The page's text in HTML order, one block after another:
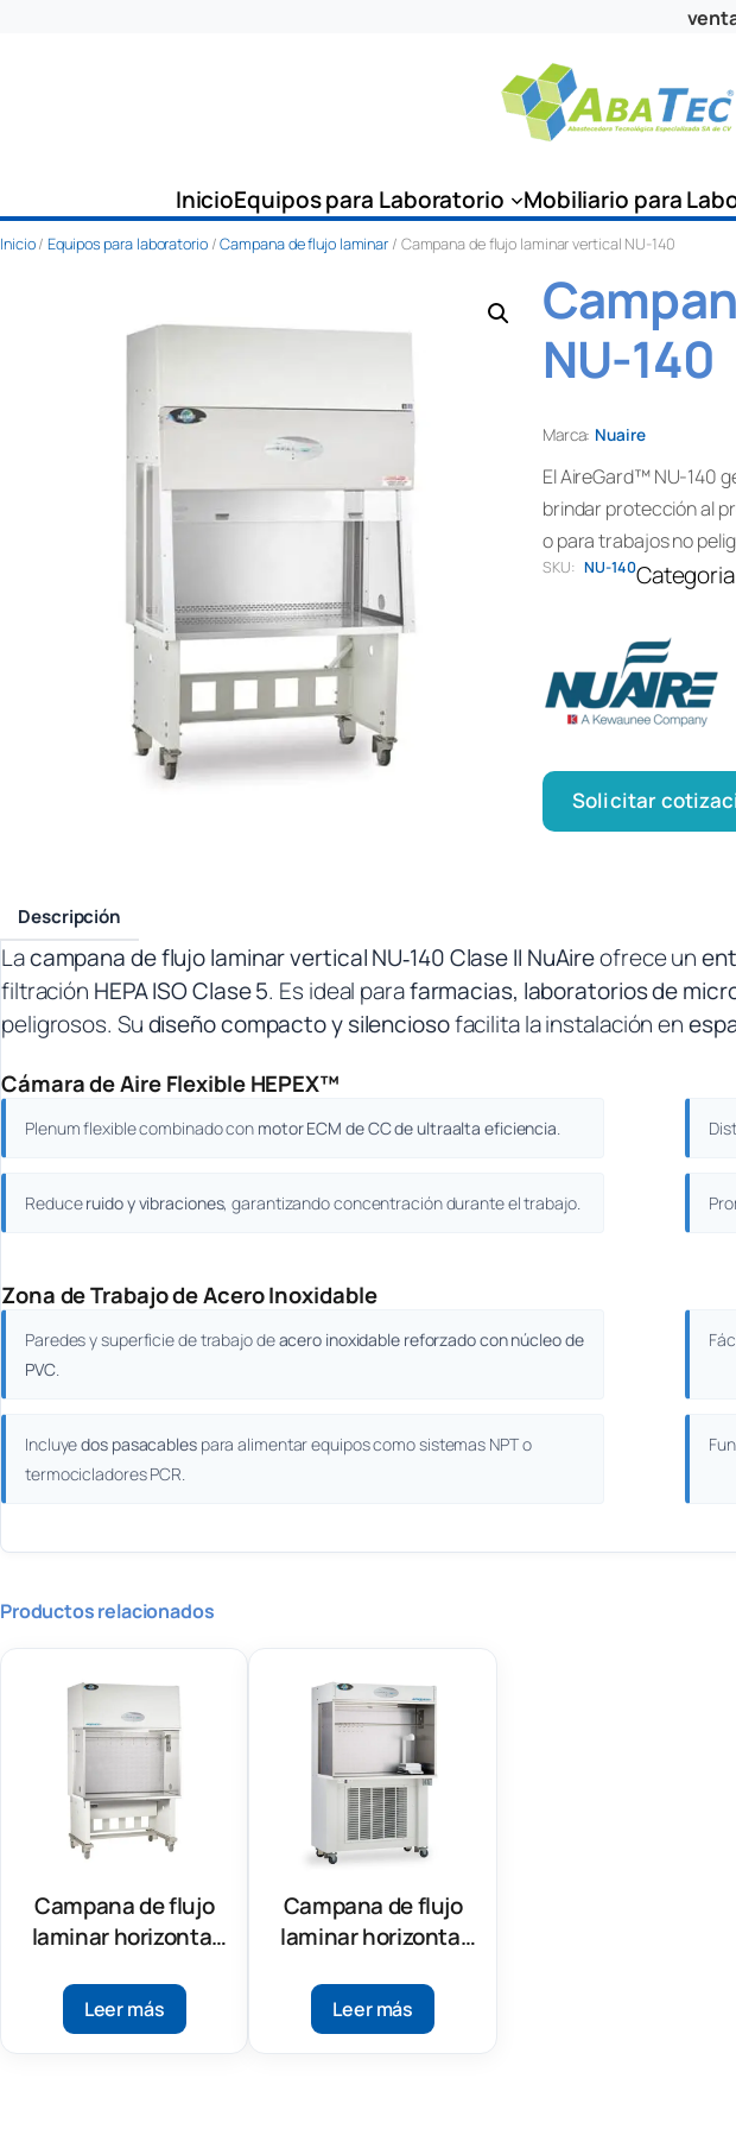
InicioEquipos para Laboratorio Mobiliario para
Inicio/Equipos para laboratorio/Campana de flujo laminar / Campana de flujo laminar vertical NU-140
NU-140
Marca: Nuaire
El AireGard™ NU-140
brindar protección al
o para trabajos no
SKU: NU-140
Solicitar
Descripción
Lacampana de flujo laminar vertical NU‑140Clase II NuAireofrece un
filtración HEPA ISO Clase 5. Es ideal parafarmacias, laboratorios de
peligrosos. Sudiseño compacto y silenciosofacilita la instalación en
Cámara de Aire Flexible HEPEX™
Plenum flexible combinado con motor ECM de CC de ultraalta eficiencia
Reduceruido y vibraciones, garantizando concentración durante el trabajo.
Zona de Trabajo de Acero Inoxidable
Paredes y superficie de trabajo deacero inoxidable reforzado con núcleo de
PVC.
Incluyedos pasacablespara alimentar equipos como sistemas NPT o
termocicladores PCR.
Productos relacionados
Campana de flujo
laminar horizontal
Leer más
Campana de flujo
laminar horizontal
Leer más